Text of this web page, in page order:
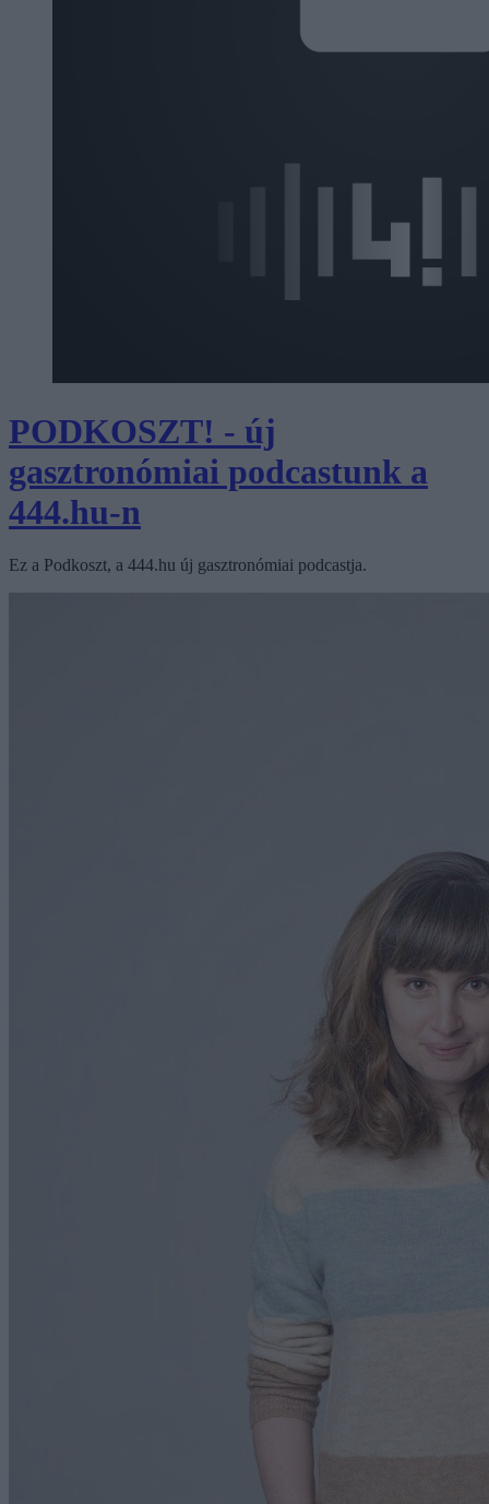
PODKOSZT! - új
gasztronómiai podcastunk a
444.hu-n
Ez a Podkoszt, a 444.hu új gasztronómiai podcastja.